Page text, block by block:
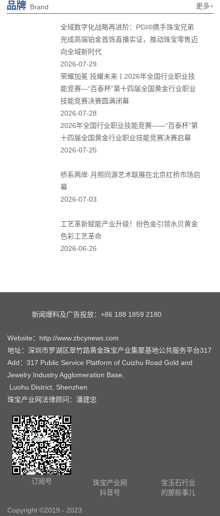
品牌 Brand 更多+
全域数字化战略再进阶：PGI®携手珠宝兄弟
完成高端铂金首饰直播实证，推动珠宝零售迈
向全域新时代
2026-07-29
荣耀加冕 技耀未来丨2026年全国行业职业技
能竞赛—“百泰杯”第十四届全国黄金行业职业
技能竞赛决赛圆满闭幕
2026-07-28
2026年全国行业职业技能竞赛——“百泰杯”第
十四届全国黄金行业职业技能竞赛决赛启幕
2026-07-25
桥系两岸·月照同源艺术联展在北京红桥市场启
幕
2026-07-03
工艺革新赋能产业升级！纷色金引领水贝黄金
色彩工艺革命
2026-06-26
新闻爆料及广告投放：+86 188 1859 2180
Website：http://www.zbcynews.com
地址：深圳市罗湖区翠竹路黄金珠宝产业集聚基地公共服务平台317
Add：317 Public Service Platform of Cuizhu Road Gold and
Jewelry Industry Agglomeration Base,
Luohu District, Shenzhen
珠宝产业网法律顾问：潘建忠
珠宝产业网
订阅号
珠宝产业网
抖音号
宝玉石行业
的那些事儿
Copyright ©2019 - 2023